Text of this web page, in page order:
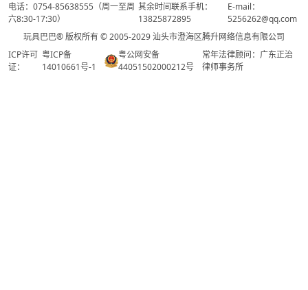
电话：0754-85638555（周一至周
六8:30-17:30）
其余时间联系手机：
13825872895
E-mail：
5256262@qq.com
玩具巴巴® 版权所有 © 2005-2029 汕头市澄海区腾升网络信息有限公司
ICP许可
证：
粤ICP备
14010661号-1
粤公网安备
44051502000212号
常年法律顾问：广东正治
律师事务所